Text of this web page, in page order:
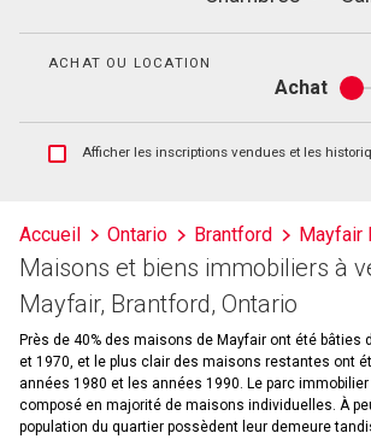
de
ACHAT OU LOCATION
Achat
ou
Afficher
et
les
historiques
d'inscriptions
Afficher les inscriptions vendues et les
Accueil Ontario Brantford Mayfair
Maisons et biens immobiliers à
Mayfair, Brantford, Ontario
Près de 40% des maisons de Mayfair ont été bâties
et 1970, et le plus clair des maisons restantes ont
années 1980 et les années 1990. Le parc
composé en majorité de maisons individuelles. À
population du quartier possèdent leur demeure